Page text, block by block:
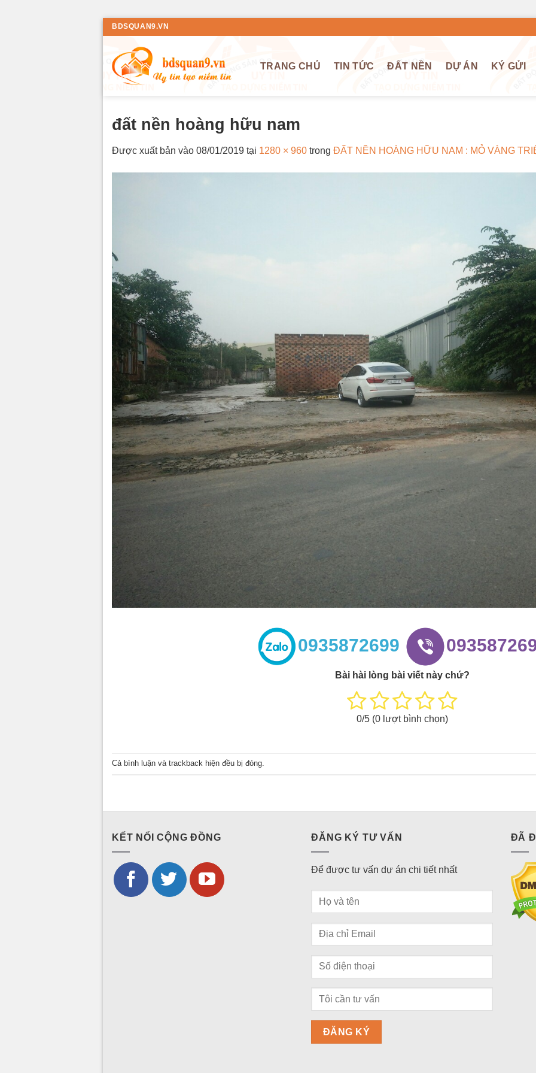
Bỏ
dung
BDSQUAN9.VN
TRANG CHỦ TIN TỨC ĐẤT NỀN DỰ ÁN KÝ GỬI
đất nền hoàng hữu nam
Được xuất bản vào 08/01/2019 tại 1280 × 960 trong ĐẤT NỀN HOÀNG HỮU NAM : MỎ VÀNG
0935872699
Bài hài lòng bài viết này chứ?
0/5 (0lượt bình chọn)
Cả bình luận và trackback hiện đều bị đóng.
KẾT NỐI CỘNG ĐỒNG ĐĂNG KÝ TƯ VẤN
Để được tư vấn dự án chi tiết nhất
ĐÃ